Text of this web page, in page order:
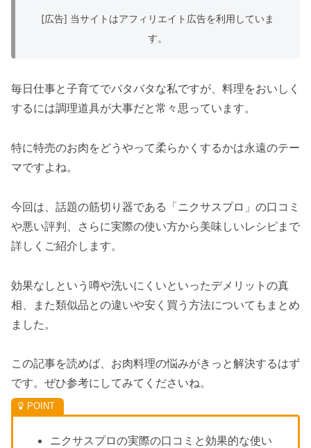
[広告] 当サイトはアフィリエイト広告を利用していま
す。
毎日仕事と子育てでバタバタな私ですが、料理をおいしく
するには調理道具が大事だと常々思っています。
特に特売のお肉をどうやって柔らかくするかは永遠のテー
マですよね。
今回は、話題の筋切り器である「ニクサスプロ」の口コミ
や悪い評判、さらに実際の使い方から美味しいレシピまで
詳しくご紹介します。
効果なしという噂や洗いにくいといったデメリットの真
相、また類似品との違いや安く買う方法についてもまとめ
ました。
この記事を読めば、お肉料理の悩みがきっと解決するはず
です。ぜひ参考にしてみてくださいね。
ニクサスプロの実際の口コミと効果的な使い